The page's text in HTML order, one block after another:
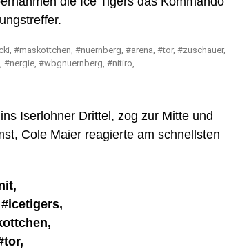
Iserlohner Drittel, zog zur Mitte und
Cole Maier reagierte am schnellsten